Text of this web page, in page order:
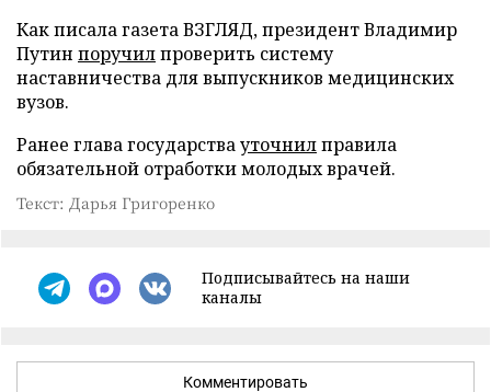
Как писала газета ВЗГЛЯД, президент Владимир
Путин поручилпроверить систему
наставничества для выпускников медицинских
вузов.
Ранее глава государствауточнилправила
обязательной отработки молодых врачей.
Текст: Дарья Григоренко
Подписывайтесь на наши
каналы
Комментировать